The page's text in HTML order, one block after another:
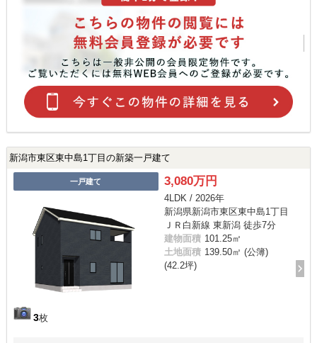
新潟市東区東中島1丁目の新築一戸建て
一戸建て
3枚
3,080万円
4LDK / 2026年
新潟県新潟市東区東中島1丁目
ＪＲ白新線 東新潟 徒歩7分
建物面積 101.25㎡
土地面積 139.50㎡ (公簿)
(42.2坪)